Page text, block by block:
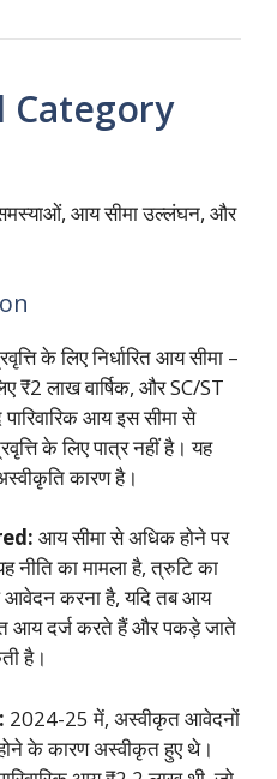
Category
आय सीमा उल्लंघन, और
के लिए निर्धारित आय सीमा –
₹2 लाख वार्षिक, और SC/ST
पारिवारिक आय इस सीमा से
के लिए पात्र नहीं है। यह
कारण है।
आय सीमा से अधिक होने पर
नीति का मामला है, त्रुटि का
आवेदन करना है, यदि तब आय
आय दर्ज करते हैं और पकड़े जाते
है।
2024-25 में, अस्वीकृत आवेदनों
के कारण अस्वीकृत हुए थे।